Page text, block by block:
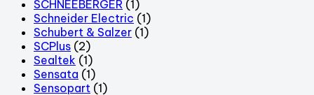
SCHNEEBERGER (1)
Schneider Electric (1)
Schubert & Salzer (1)
SCPlus (2)
Sealtek (1)
Sensata (1)
Sensopart (1)